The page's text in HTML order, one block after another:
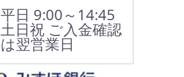
平日 9:00～14:45
土日祝 ご入金確認
は翌営業日